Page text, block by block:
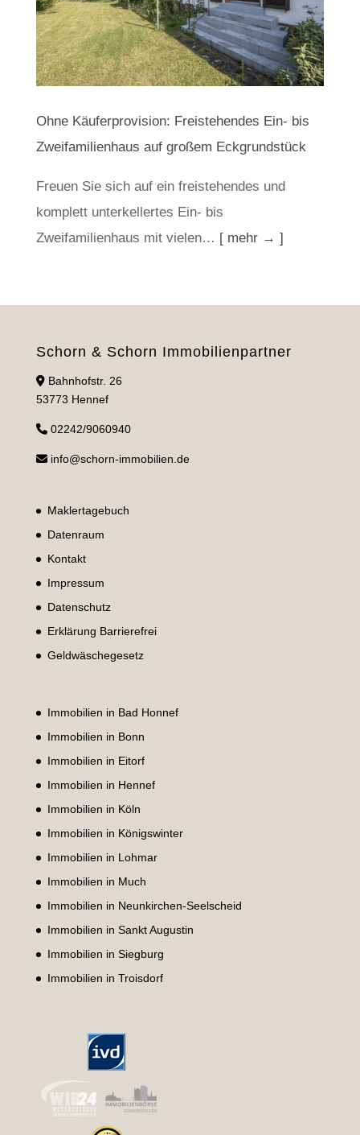
Ohne Käuferprovision: Freistehendes Ein- bis
Zweifamilienhaus auf großem Eckgrundstück
Freuen Sie sich auf ein freistehendes und
komplett unterkellertes Ein- bis
Zweifamilienhaus mit vielen… [ mehr → ]
Schorn & Schorn Immobilienpartner
Bahnhofstr. 26
53773 Hennef
02242/9060940
info@schorn-immobilien.de
Maklertagebuch
Datenraum
Kontakt
Impressum
Datenschutz
Erklärung Barrierefrei
Geldwäschegesetz
Immobilien in Bad Honnef
Immobilien in Bonn
Immobilien in Eitorf
Immobilien in Hennef
Immobilien in Köln
Immobilien in Königswinter
Immobilien in Lohmar
Immobilien in Much
Immobilien in Neunkirchen-Seelscheid
Immobilien in Sankt Augustin
Immobilien in Siegburg
Immobilien in Troisdorf